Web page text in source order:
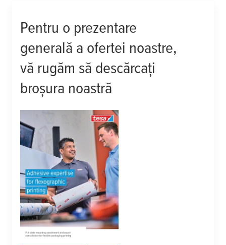
Pentru o prezentare
generală a ofertei noastre,
vă rugăm să descărcați
broșura noastră